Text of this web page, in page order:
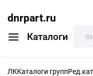
dnrpart.ru
Каталоги
ЛККаталоги групп